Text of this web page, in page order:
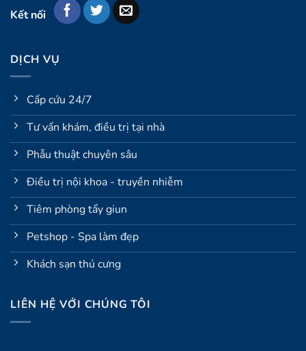
Kết nối
DỊCH VỤ
Cấp cứu 24/7
Tư vấn khám, điều trị tại nhà
Phẫu thuật chuyên sâu
Điều trị nội khoa - truyền nhiễm
Tiêm phòng tẩy giun
Petshop - Spa làm đẹp
Khách sạn thú cưng
LIÊN HỆ VỚI CHÚNG TÔI